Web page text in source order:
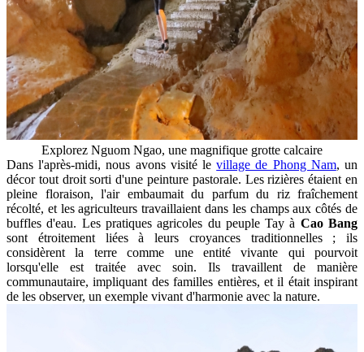
Explorez Nguom Ngao, une magnifique grotte calcaire
Dans l'après-midi, nous avons visité levillage de Phong Nam, un
décor tout droit sorti d'une peinture pastorale. Les rizières étaient en
pleine floraison, l'air embaumait du parfum du riz fraîchement
récolté, et les agriculteurs travaillaient dans les champs aux côtés de
buffles d'eau. Les pratiques agricoles du peuple Tay à Cao Bang
sont étroitement liées à leurs croyances traditionnelles ; ils
considèrent la terre comme une entité vivante qui pourvoit
lorsqu'elle est traitée avec soin. Ils travaillent de manière
communautaire, impliquant des familles entières, et il était inspirant
de les observer, un exemple vivant d'harmonie avec la nature.